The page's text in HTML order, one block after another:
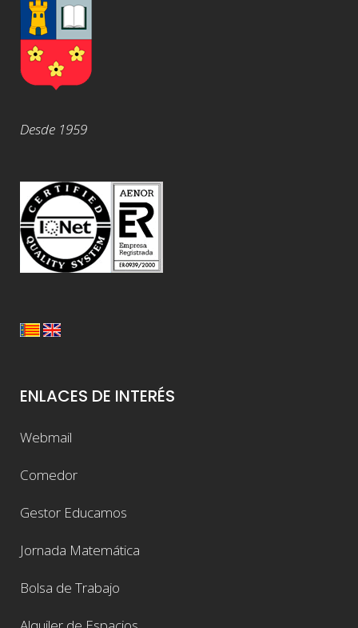
Desde 1959
ENLACES DE INTERÉS
Webmail
Comedor
Gestor Educamos
Jornada Matemática
Bolsa de Trabajo